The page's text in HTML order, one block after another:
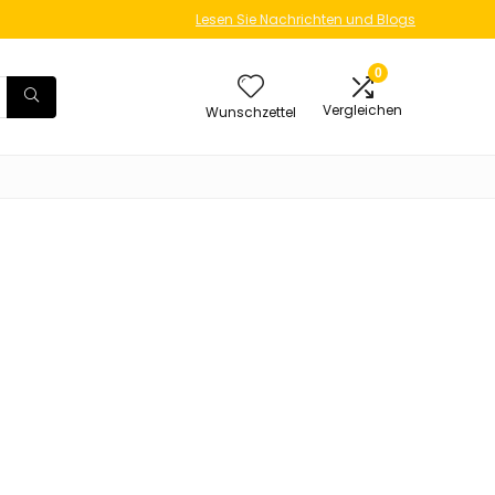
Lesen Sie Nachrichten und Blogs
Wunschzettel
0
Vergleichen